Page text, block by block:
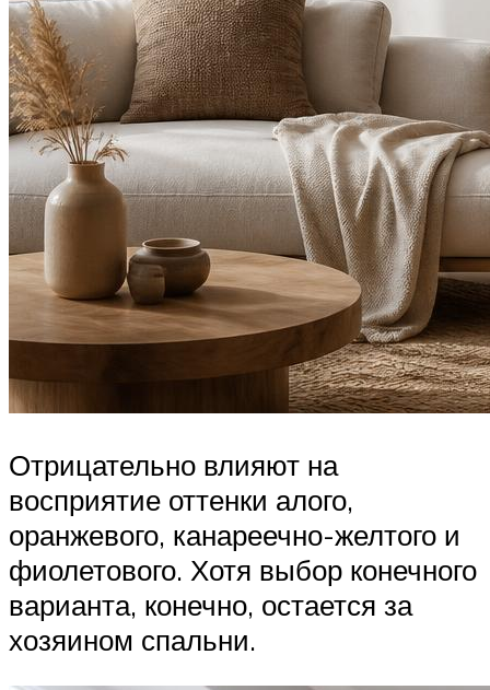
Отрицательно влияют на
восприятие оттенки алого,
оранжевого, канареечно-желтого и
фиолетового. Хотя выбор конечного
варианта, конечно, остается за
хозяином спальни.